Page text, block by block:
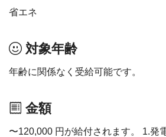
省エネ
対象年齢
年齢に関係なく受給可能です。
金額
〜120,000 円が給付されます。 1.発